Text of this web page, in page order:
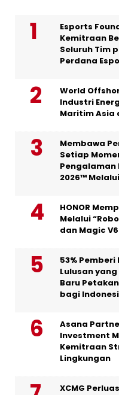
Esports
Kemitraan
Seluruh Tim
Perdana
World
Industri
Maritim Asia
Membawa
Setiap
Pengalaman
2026™
HONOR
Melalui
dan Magic V6
53%
Lulusan
Baru
bagi
Asana
Investment
Kemitraan
Lingkungan
XCMG